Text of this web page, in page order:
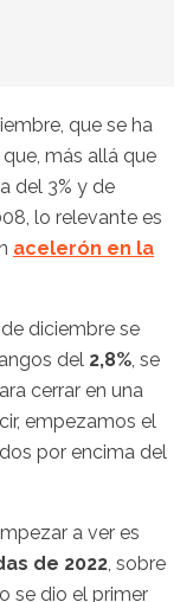
que se ha
más allá que
del 3% y de
lo relevante es
acelerón en la
diciembre se
del 2,8%, se
cerrar en una
empezamos el
por encima del
a ver es
de 2022, sobre
se dio el primer